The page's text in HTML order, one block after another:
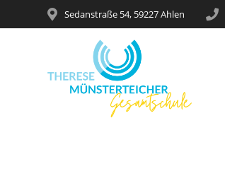
Sedanstraße 54, 59227 Ahlen